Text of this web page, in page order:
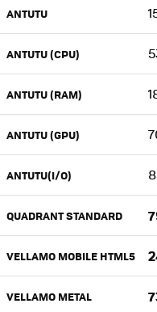
ANTUTU
ANTUTU (CPU)
ANTUTU (RAM)
ANTUTU (GPU)
ANTUTU(I/O)
QUADRANT STANDARD
VELLAMO MOBILE HTML5
VELLAMO METAL